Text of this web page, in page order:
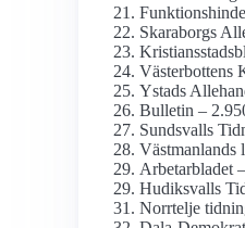
Skaraborgs
Västerbottens
Ystads
Bulletin –
Sundsvalls
Västmanlands
Arbetarbladet
Hudiksvalls
Norrtelje